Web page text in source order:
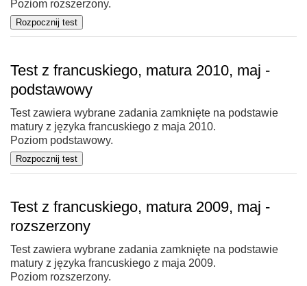
Poziom rozszerzony.
Test z francuskiego, matura 2010, maj -
podstawowy
Test zawiera wybrane zadania zamknięte na podstawie
matury z języka francuskiego z maja 2010.
Poziom podstawowy.
Test z francuskiego, matura 2009, maj -
rozszerzony
Test zawiera wybrane zadania zamknięte na podstawie
matury z języka francuskiego z maja 2009.
Poziom rozszerzony.